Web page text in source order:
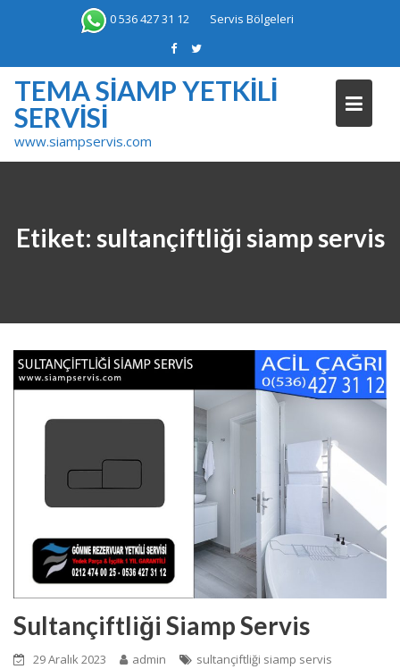
0 536 427 31 12 Servis Bölgeleri
TEMA SIAMP YETKILI
SERVISI
www.siampservis.com
Etiket: sultançiftliği siamp servis
Sultançiftliği Siamp Servis
29 Aralık 2023 admin sultançiftliği siamp servis